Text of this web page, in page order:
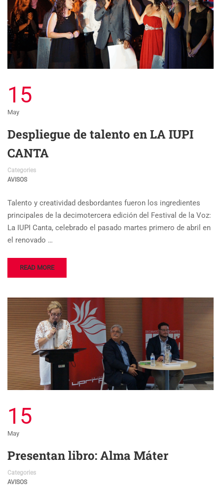
15
May
Despliegue de talento en LA IUPI
CANTA
Categories
AVISOS
Talento y creatividad desbordantes fueron los ingredientes
principales de la decimotercera edición del Festival de la Voz:
La IUPI Canta, celebrado el pasado martes primero de abril en
el renovado …
READ MORE
15
May
Presentan libro: Alma Máter
Categories
AVISOS